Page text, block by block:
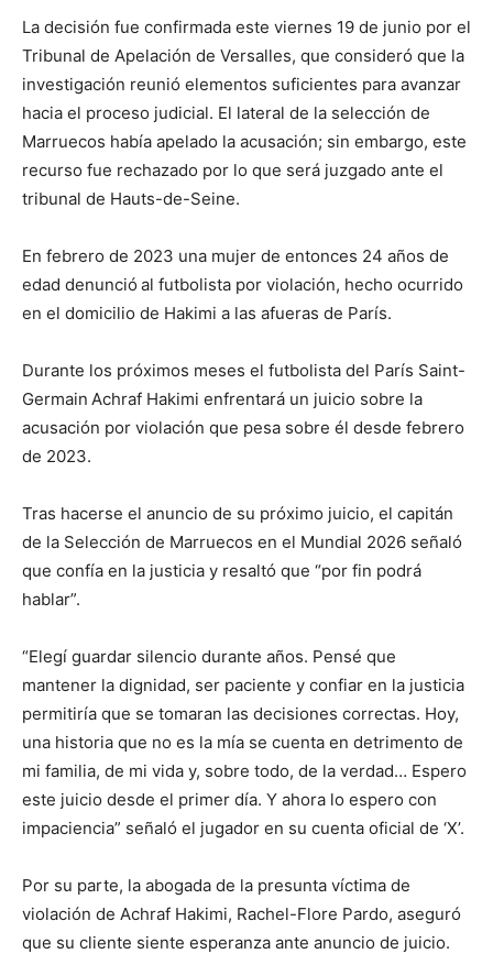
La decisión fue confirmada este viernes 19 de junio por el
Tribunal de Apelación de Versalles, que consideró que la
investigación reunió elementos suficientes para avanzar
hacia el proceso judicial. El lateral de la selección de
Marruecos había apelado la acusación; sin embargo, este
recurso fue rechazado por lo que será juzgado ante el
tribunal de Hauts-de-Seine.
En febrero de 2023 una mujer de entonces 24 años de
edad denunció al futbolista por violación, hecho ocurrido
en el domicilio de Hakimi a las afueras de París.
Durante los próximos meses el futbolista del París Saint-
Germain Achraf Hakimi enfrentará un juicio sobre la
acusación por violación que pesa sobre él desde febrero
de 2023.
Tras hacerse el anuncio de su próximo juicio, el capitán
de la Selección de Marruecos en el Mundial 2026 señaló
que confía en la justicia y resaltó que “por fin podrá
hablar”.
“Elegí guardar silencio durante años. Pensé que
mantener la dignidad, ser paciente y confiar en la justicia
permitiría que se tomaran las decisiones correctas. Hoy,
una historia que no es la mía se cuenta en detrimento de
mi familia, de mi vida y, sobre todo, de la verdad… Espero
este juicio desde el primer día. Y ahora lo espero con
impaciencia” señaló el jugador en su cuenta oficial de ‘X’.
Por su parte, la abogada de la presunta víctima de
violación de Achraf Hakimi, Rachel-Flore Pardo, aseguró
que su cliente siente esperanza ante anuncio de juicio.